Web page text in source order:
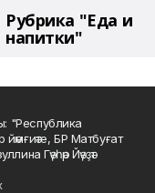
Рубрика "Еда и
напитки"
"Республика
БР Матбуғат
Гәүһәр Йәүҙәт